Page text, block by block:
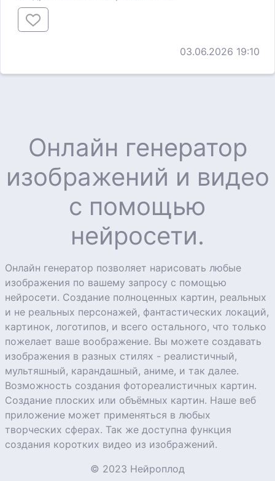
03.06.2026 19:10
Онлайн генератор
изображений и видео
с помощью
нейросети.
Онлайн генератор позволяет нарисовать любые
изображения по вашему запросу с помощью
нейросети. Создание полноценных картин, реальных
и не реальных персонажей, фантастических локаций,
картинок, логотипов, и всего остального, что только
пожелает ваше воображение. Вы можете создавать
изображения в разных стилях - реалистичный,
мультяшный, карандашный, аниме, и так далее.
Возможность создания фотореалистичных картин.
Создание плоских или объёмных картин. Наше веб
приложение может применяться в любых
творческих сферах. Так же доступна функция
создания коротких видео из изображений.
© 2023 Нейроплод